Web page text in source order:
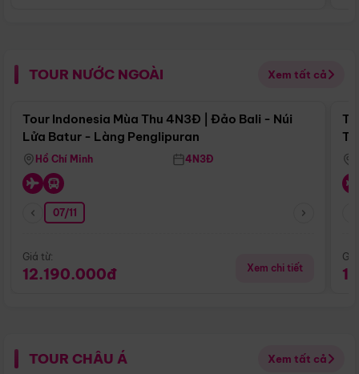
TOUR NƯỚC NGOÀI Xem tất cả
Điểm nổi bật
Tour Indonesia Mùa Thu 4N3Đ | Đảo Bali - Núi
Lửa Batur - Làng Penglipuran
Hồ Chí Minh 4N3Đ
07/11
Giá từ:
12.190.000đ Xem chi tiết
TOUR CHÂU Á Xem tất cả
Điểm nổi bật